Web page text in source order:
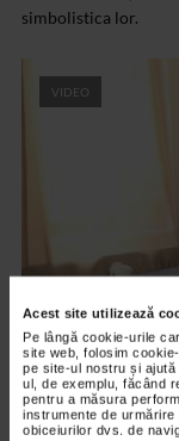
Acest site utilizează
Pe lângă cookie-urile
site web, folosim
pe site-ul nostru și
ul, de exemplu, făcând
pentru a măsura
instrumente de
obiceiurilor dvs. de
simbolistica lor.
VIDEO
DERMATOLOGICE
Mituri despre
28/09/2019